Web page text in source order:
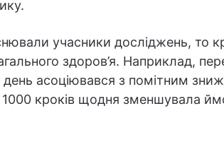
учасники досліджень, то
здоров’я. Наприклад,
день асоціювався з помітним
кроків щодня зменшувала